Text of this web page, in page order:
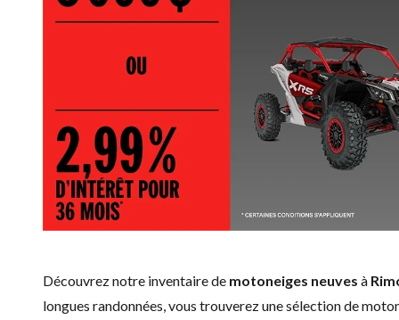
Découvrez notre inventaire de motoneiges neuves à
longues randonnées, vous trouverez une sélection de